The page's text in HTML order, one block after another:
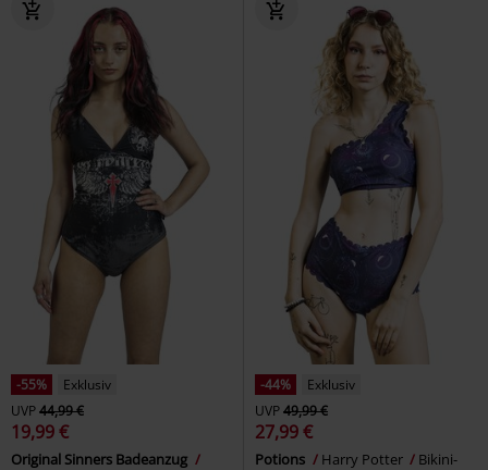
-55%
Exklusiv
UVP44,99 €
19,99 €
Original Sinners Badeanzug
-44%
Exklusiv
UVP49,99 €
27,99 €
Potions Harry Potter
Bikini-